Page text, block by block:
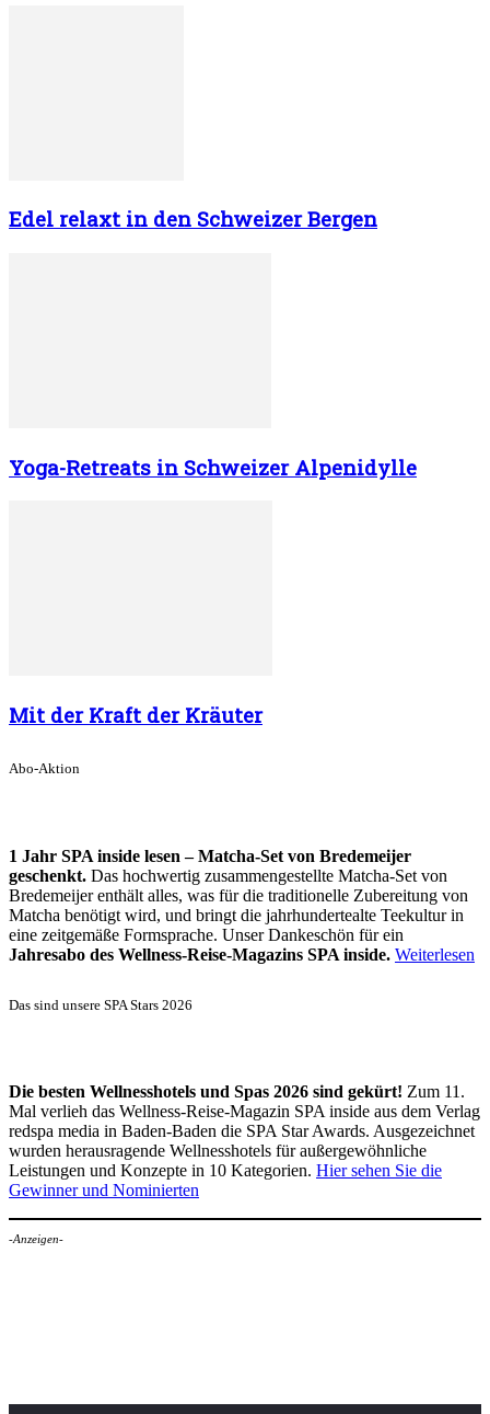
Edel relaxt in den Schweizer Bergen
Yoga-Retreats in Schweizer Alpenidylle
Mit der Kraft der Kräuter
Abo-Aktion
1 Jahr SPA inside lesen – Matcha-Set von Bredemeijer
geschenkt. Das hochwertig zusammengestellte Matcha-Set von
Bredemeijer enthält alles, was für die traditionelle Zubereitung von
Matcha benötigt wird, und bringt die jahrhundertealte Teekultur in
eine zeitgemäße Formsprache. Unser Dankeschön für ein
Jahresabo des Wellness-Reise-Magazins SPA inside. Weiterlesen
Das sind unsere SPA Stars 2026
Die besten Wellnesshotels und Spas 2026 sind gekürt! Zum 11.
Mal verlieh das Wellness-Reise-Magazin SPA inside aus dem Verlag
redspa media in Baden-Baden die SPA Star Awards. Ausgezeichnet
wurden herausragende Wellnesshotels für außergewöhnliche
Leistungen und Konzepte in 10 Kategorien. Hier sehen Sie die
Gewinner und Nominierten
-Anzeigen-